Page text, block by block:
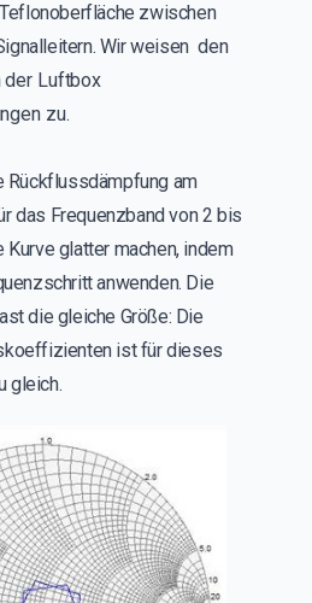
zwischen
Wir weisen den
der Luftbox
zu.
Rückflussdämpfung am
das Frequenzband von 2 bis
Kurve glatter machen, indem
anwenden. Die
die gleiche Größe: Die
ist für dieses
gleich.